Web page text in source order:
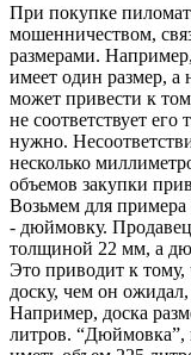
При покупке
мошенничеством,
размерами.
имеет один размер, а
может привести к
не соответствует
нужно.
несколько
объемов закупки
Возьмем для
- дюймовку.
толщиной 22 мм, а
Это приводит к тому,
доску, чем он
Например, доска
литров. “Дюймовка”,